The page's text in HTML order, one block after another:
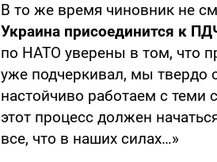
В то же время чиновник не
Украина присоединится к
по НАТО уверены в том, что
уже подчеркивал, мы твердо
настойчиво работаем с теми
этот процесс должен
все, что в наших силах…»